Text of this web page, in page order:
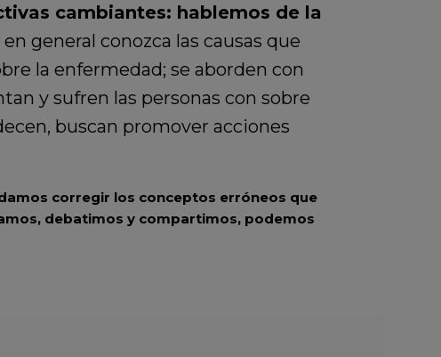
cambiantes: hablemos de la
general conozca las causas que
la enfermedad; se aborden con
y sufren las personas con sobre
buscan promover acciones
corregir los conceptos erróneos que
debatimos y compartimos, podemos